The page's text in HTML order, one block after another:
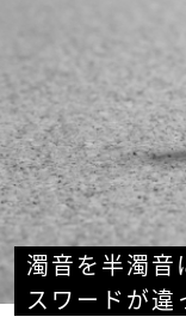
濁音を半濁
スワードが違